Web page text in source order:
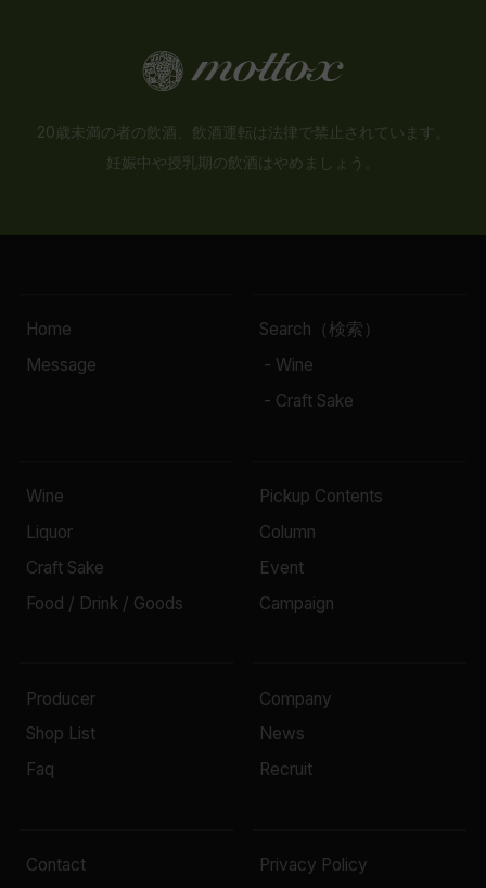
20歳未満の者の飲酒、飲酒運転は法律で禁止されています。
妊娠中や授乳期の飲酒はやめましょう。
Home
Message
Search（検索）
- Wine
- Craft Sake
Wine
Liquor
Craft Sake
Food / Drink / Goods
Pickup Contents
Column
Event
Campaign
Producer
Shop List
Faq
Company
News
Recruit
Contact Privacy Policy